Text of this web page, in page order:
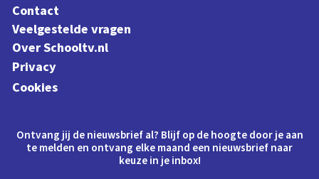
Contact
Veelgestelde vragen
Over Schooltv.nl
Privacy
Cookies
Ontvang jij de nieuwsbrief al? Blijf op de hoogte door je aan
te melden en ontvang elke maand een nieuwsbrief naar
keuze in je inbox!